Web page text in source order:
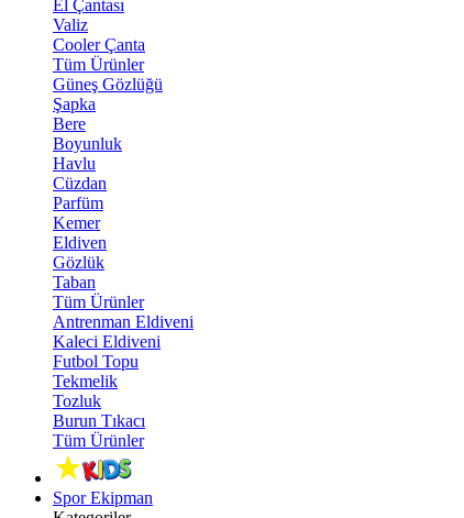
El Çantası
Valiz
Cooler Çanta
Tüm Ürünler
Güneş Gözlüğü
Şapka
Bere
Boyunluk
Havlu
Cüzdan
Parfüm
Kemer
Eldiven
Gözlük
Taban
Tüm Ürünler
Antrenman Eldiveni
Kaleci Eldiveni
Futbol Topu
Tekmelik
Tozluk
Burun Tıkacı
Tüm Ürünler
Spor Ekipman